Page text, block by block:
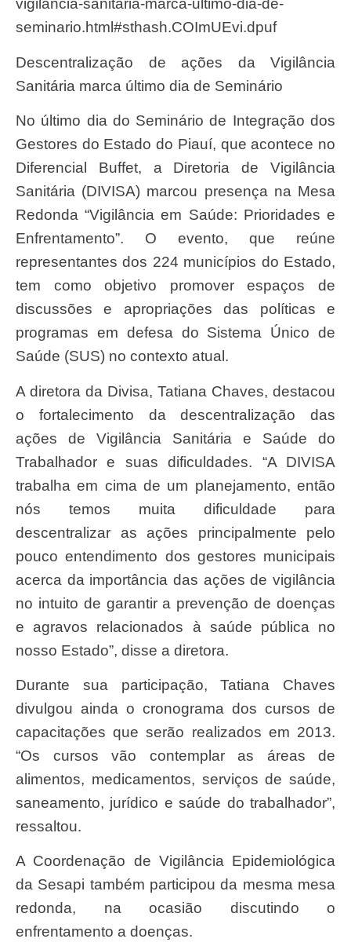
vigilancia-sanitaria-marca-ultimo-dia-de-
seminario.html#sthash.COImUEvi.dpuf
Descentralização de ações da Vigilância
Sanitária marca último dia de Seminário
No último dia do Seminário de Integração dos
Gestores do Estado do Piauí, que acontece no
Diferencial Buffet, a Diretoria de Vigilância
Sanitária (DIVISA) marcou presença na Mesa
Redonda “Vigilância em Saúde: Prioridades e
Enfrentamento”. O evento, que reúne
representantes dos 224 municípios do Estado,
tem como objetivo promover espaços de
discussões e apropriações das políticas e
programas em defesa do Sistema Único de
Saúde (SUS) no contexto atual.
A diretora da Divisa, Tatiana Chaves, destacou
o fortalecimento da descentralização das
ações de Vigilância Sanitária e Saúde do
Trabalhador e suas dificuldades. “A DIVISA
trabalha em cima de um planejamento, então
nós temos muita dificuldade para
descentralizar as ações principalmente pelo
pouco entendimento dos gestores municipais
acerca da importância das ações de vigilância
no intuito de garantir a prevenção de doenças
e agravos relacionados à saúde pública no
nosso Estado”, disse a diretora.
Durante sua participação, Tatiana Chaves
divulgou ainda o cronograma dos cursos de
capacitações que serão realizados em 2013.
“Os cursos vão contemplar as áreas de
alimentos, medicamentos, serviços de saúde,
saneamento, jurídico e saúde do trabalhador”,
ressaltou.
A Coordenação de Vigilância Epidemiológica
da Sesapi também participou da mesma mesa
redonda, na ocasião discutindo o
enfrentamento a doenças.